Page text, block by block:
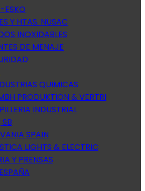
ESKO
Y HTAS. NUSAC
INOXIDABLES
DE MENAJE
QUIMICAS
PRODUKTION & VERTRI
INDUSTRIAL
SPAIN
LIGHTS & ELECTRIC
Y PRENSAS